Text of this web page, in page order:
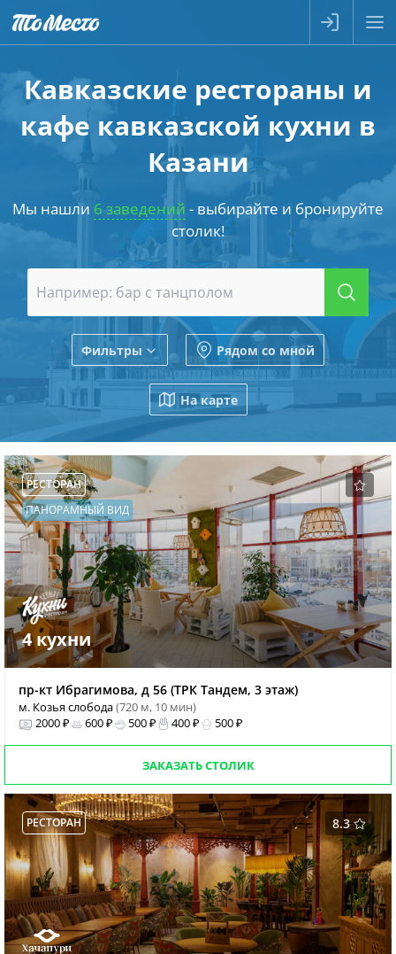
Кавказские рестораны и
кафе кавказской кухни в
Казани
Мы нашли 6 заведений - выбирайте и бронируйте
столик!
Фильтры Рядом со мной
На карте
РЕСТОРАН
ПАНОРАМНЫЙ ВИД
4 кухни
пр-кт Ибрагимова, д 56 (ТРК Тандем, 3 этаж)
м. Козья слобода(720 м, 10 мин)
2000 ₽
600 ₽ 500 ₽ 400 ₽ 500 ₽
ЗАКАЗАТЬ СТОЛИК
8.3
РЕСТОРАН